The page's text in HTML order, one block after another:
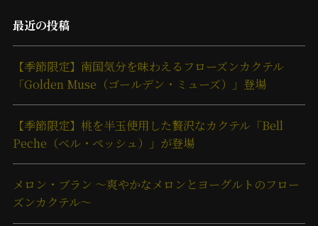
最近の投稿
【季節限定】南国気分を味わえるフローズンカクテル
「Golden Muse（ゴールデン・ミューズ）」登場
【季節限定】桃を半玉使用した贅沢なカクテル「Bell
Peche（ベル・ペッシュ）」が登場
メロン・ブラン ～爽やかなメロンとヨーグルトのフロー
ズンカクテル～